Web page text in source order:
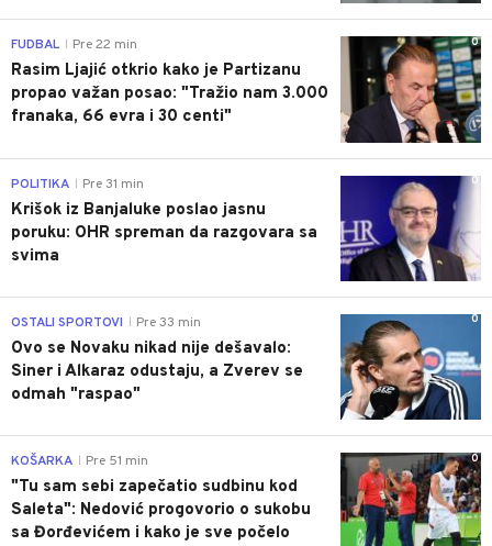
0
FUDBAL Pre 22 min
Rasim Ljajić otkrio kako je Partizanu
propao važan posao: "Tražio nam 3.000
franaka, 66 evra i 30 centi"
0
POLITIKA Pre 31 min
Krišok iz Banjaluke poslao jasnu
poruku: OHR spreman da razgovara sa
svima
0
OSTALI SPORTOVI Pre 33 min
Ovo se Novaku nikad nije dešavalo:
Siner i Alkaraz odustaju, a Zverev se
odmah "raspao"
0
KOŠARKA Pre 51 min
"Tu sam sebi zapečatio sudbinu kod
Saleta": Nedović progovorio o sukobu
sa Đorđevićem i kako je sve počelo